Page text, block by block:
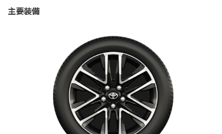
主要装備